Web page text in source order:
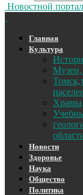
Новостной
Главная
Культура
Музеи,
Новости
Здоровье
Наука
Общество
Политика